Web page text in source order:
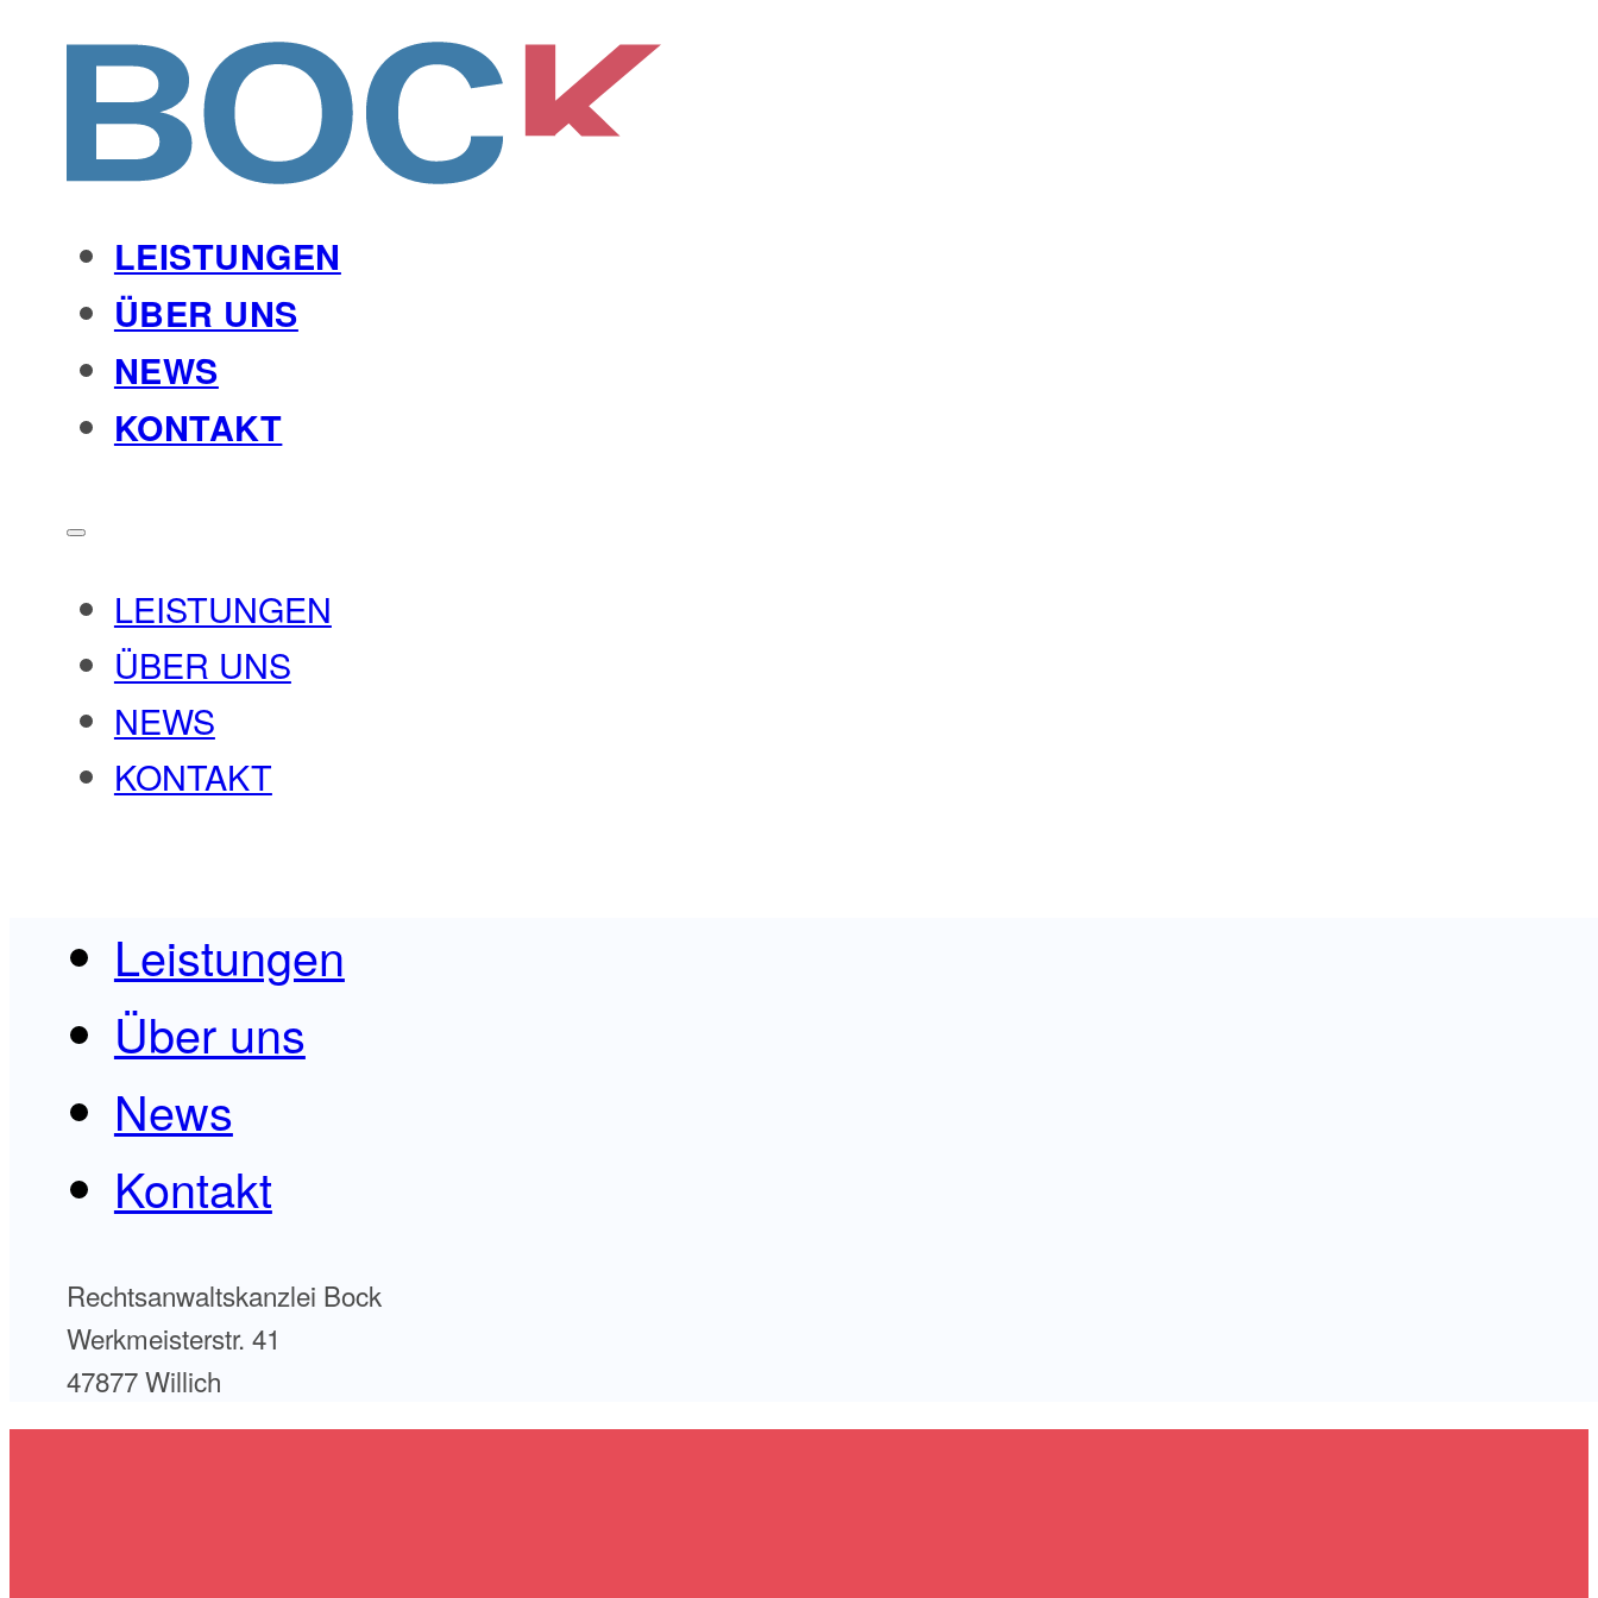
LEISTUNGEN
ÜBER UNS
NEWS
KONTAKT
LEISTUNGEN
ÜBER UNS
NEWS
KONTAKT
Leistungen
Über uns
News
Kontakt
Rechtsanwaltskanzlei Bock
Werkmeisterstr. 41
47877 Willich